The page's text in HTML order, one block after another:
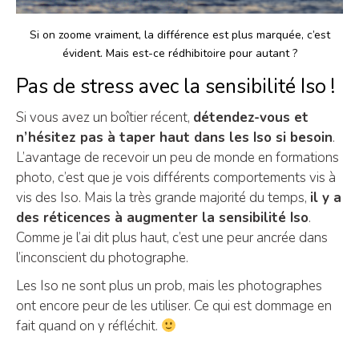
Si on zoome vraiment, la différence est plus marquée, c’est
évident. Mais est-ce rédhibitoire pour autant ?
Pas de stress avec la sensibilité Iso !
Si vous avez un boîtier récent, détendez-vous et
n’hésitez pas à taper haut dans les Iso si besoin.
L’avantage de recevoir un peu de monde en formations
photo, c’est que je vois différents comportements vis à
vis des Iso. Mais la très grande majorité du temps, il y a
des réticences à augmenter la sensibilité Iso.
Comme je l’ai dit plus haut, c’est une peur ancrée dans
l’inconscient du photographe.
Les Iso ne sont plus un prob, mais les photographes
ont encore peur de les utiliser. Ce qui est dommage en
fait quand on y réfléchit.